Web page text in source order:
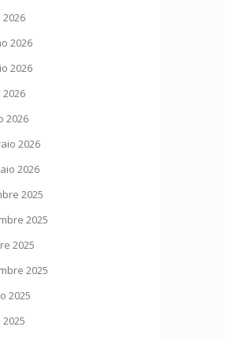
2026
2026
2026
2026
2026
2026
2025
2025
2025
2025
2025
2025